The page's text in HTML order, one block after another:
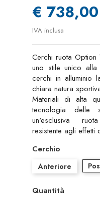
€ 738,00
IVA inclusa
Cerchi ruota
uno stile unico
cerchi in alluminio
chiara natura
Materiali di alta
tecnologia delle
un'esclusiva
resistente agli effetti
Cerchio
Anteriore
Quantità